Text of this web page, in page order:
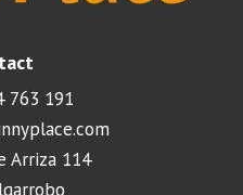
763 191
Arriza 114